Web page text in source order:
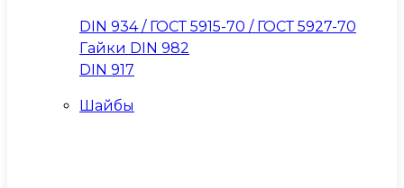
DIN 934 / ГОСТ 5915-70 / ГОСТ 5927-70
Гайки DIN 982
DIN 917
Шайбы